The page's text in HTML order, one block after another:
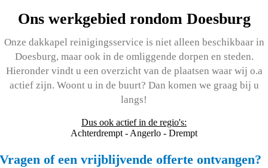
Ons werkgebied rondom Doesburg
Onze dakkapel reinigingsservice is niet alleen beschikbaar in
Doesburg, maar ook in de omliggende dorpen en steden.
Hieronder vindt u een overzicht van de plaatsen waar wij o.a
actief zijn. Woont u in de buurt? Dan komen we graag bij u
langs!
Dus ook actief in de regio's:
Achterdrempt - Angerlo - Drempt
Vragen of een vrijblijvende offerte ontvangen?